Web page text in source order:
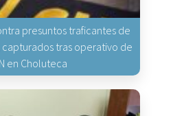
presuntos traficantes de
tras operativo de
en Choluteca